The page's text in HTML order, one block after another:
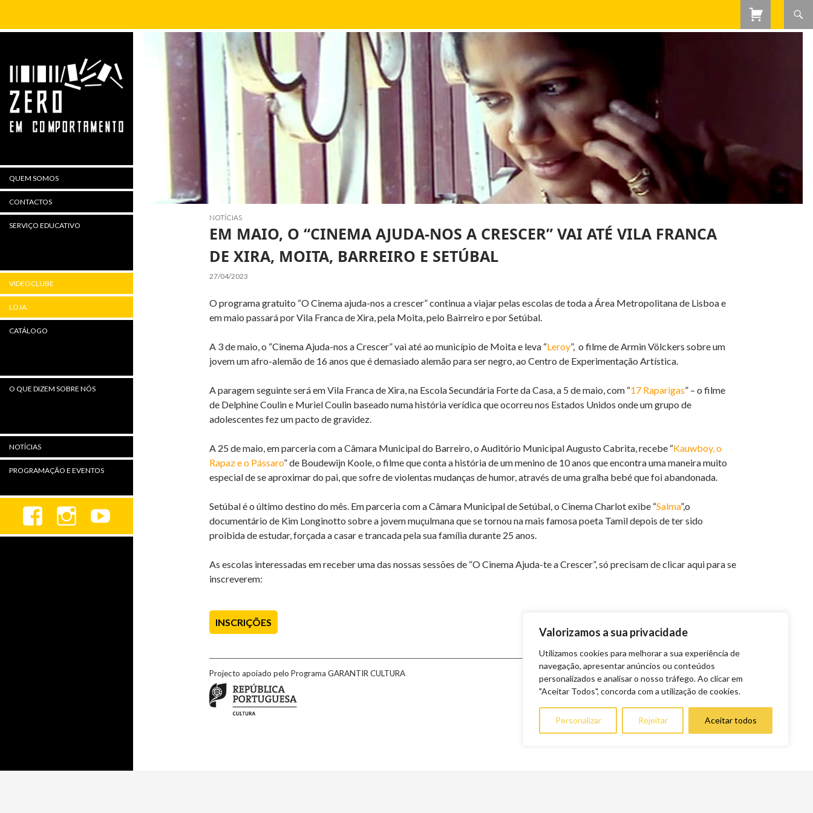
Valorizamos a sua privacidade
Utilizamos cookies para melhorar a sua experiência de
navegação, apresentar anúncios ou conteúdos
personalizados e analisar o nosso tráfego. Ao clicar em
"Aceitar Todos", concorda com a utilização de cookies.
Personalizar Rejeitar Aceitar todos
NOTÍCIAS
EM MAIO, O “CINEMA AJUDA-NOS A CRESCER” VAI ATÉ VILA FRANCA
DE XIRA, MOITA, BARREIRO E SETÚBAL
27/04/2023
O programa gratuito “O Cinema ajuda-nos a crescer” continua a viajar pelas escolas de toda a Área Metropolitana de Lisboa e
em maio passará por Vila Franca de Xira, pela Moita, pelo Bairreiro e por Setúbal.
A 3 de maio, o “Cinema Ajuda-nos a Crescer” vai até ao município de Moita e leva “Leroy”, o filme de Armin Völckers sobre um
jovem um afro-alemão de 16 anos que é demasiado alemão para ser negro, ao Centro de Experimentação Artística.
A paragem seguinte será em Vila Franca de Xira, na Escola Secundária Forte da Casa, a 5 de maio, com “17 Raparigas” – o filme
de Delphine Coulin e Muriel Coulin baseado numa história verídica que ocorreu nos Estados Unidos onde um grupo de
adolescentes fez um pacto de gravidez.
A 25 de maio, em parceria com a Câmara Municipal do Barreiro, o Auditório Municipal Augusto Cabrita, recebe “Kauwboy, o
Rapaz e o Pássaro” de Boudewijn Koole, o filme que conta a história de um menino de 10 anos que encontra uma maneira muito
especial de se aproximar do pai, que sofre de violentas mudanças de humor, através de uma gralha bebé que foi abandonada.
Setúbal é o último destino do mês. Em parceria com a Câmara Municipal de Setúbal, o Cinema Charlot exibe “Salma”,o
documentário de Kim Longinotto sobre a jovem muçulmana que se tornou na mais famosa poeta Tamil depois de ter sido
proibida de estudar, forçada a casar e trancada pela sua família durante 25 anos.
As escolas interessadas em receber uma das nossas sessões de “O Cinema Ajuda-te a Crescer”, só precisam de clicar aqui para se
inscreverem:
INSCRIÇÕES
Projecto apoiado pelo Programa GARANTIR CULTURA
QUEM SOMOS
CONTACTOS
SERVIÇO EDUCATIVO
VIDEOCLUBE
LOJA
CATÁLOGO
O QUE DIZEM SOBRE NÓS
NOTÍCIAS
PROGRAMAÇÃO E EVENTOS